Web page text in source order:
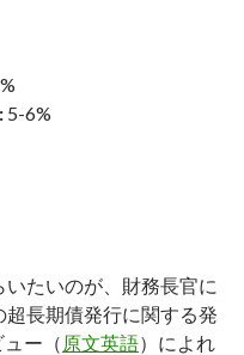
5-6%
たいのが、財務長官に
長期債発行に関する発
ー（ 原文英語）によれ